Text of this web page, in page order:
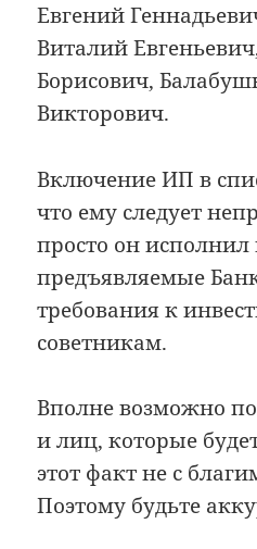
Евгений
Виталий
Борисович,
Викторович.
Включение ИП в
что ему следует
просто он исполнил
предъявляемые
требования к
советникам.
Вполне возможно
и лиц, которые
этот факт не с
Поэтому будьте